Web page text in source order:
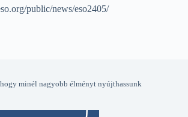
public/news/eso2405/
minél nagyobb élményt nyújthassunk